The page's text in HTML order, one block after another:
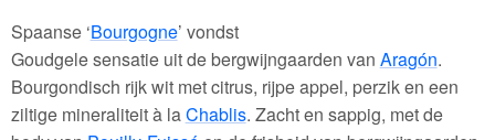
Spaanse ‘Bourgogne’ vondst
Goudgele sensatie uit de bergwijngaarden van Aragón.
Bourgondisch rijk wit met citrus, rijpe appel, perzik en een
ziltige mineraliteit à laChablis. Zacht en sappig, met de